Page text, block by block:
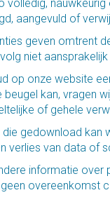
volledig,
aangevuld of
geven omtrent
niet
op onze website
kan, vragen
of gehele
gedownload
verlies van data of
informatie
overeenkomst